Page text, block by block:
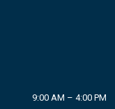
9:00 AM – 4:00 PM